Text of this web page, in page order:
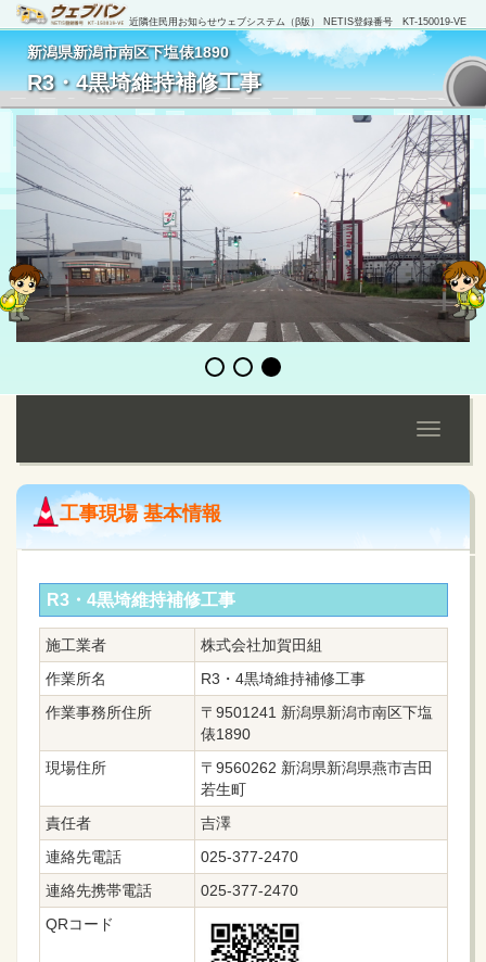
近隣住民用お知らせウェブシステム（β版） NETIS登録番号 KT-150019-VE
[管理者ログイン
新潟県新潟市南区下塩俵1890
R3・4黒埼維持補修工事
Toggle
工事現場 基本情報
R3・4黒埼維持補修工事
施工業者
株式会社加賀田組
作業所名
R3・4黒埼維持補修工事
作業事務所住所
〒9501241 新潟県新潟市南区下塩
俵1890
現場住所
〒9560262 新潟県新潟県燕市吉田
若生町
責任者
吉澤
連絡先電話
025-377-2470
連絡先携帯電話
025-377-2470
QRコード